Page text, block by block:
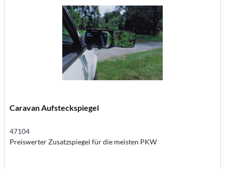
Caravan Aufsteckspiegel
47104
Preiswerter Zusatzspiegel für die meisten PKW